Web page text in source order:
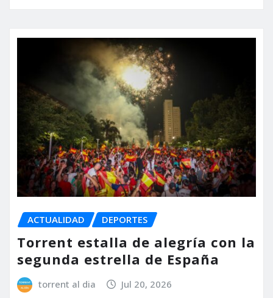
ACTUALIDAD DEPORTES
Torrent estalla de alegría con la
segunda estrella de España
torrent al dia Jul 20, 2026